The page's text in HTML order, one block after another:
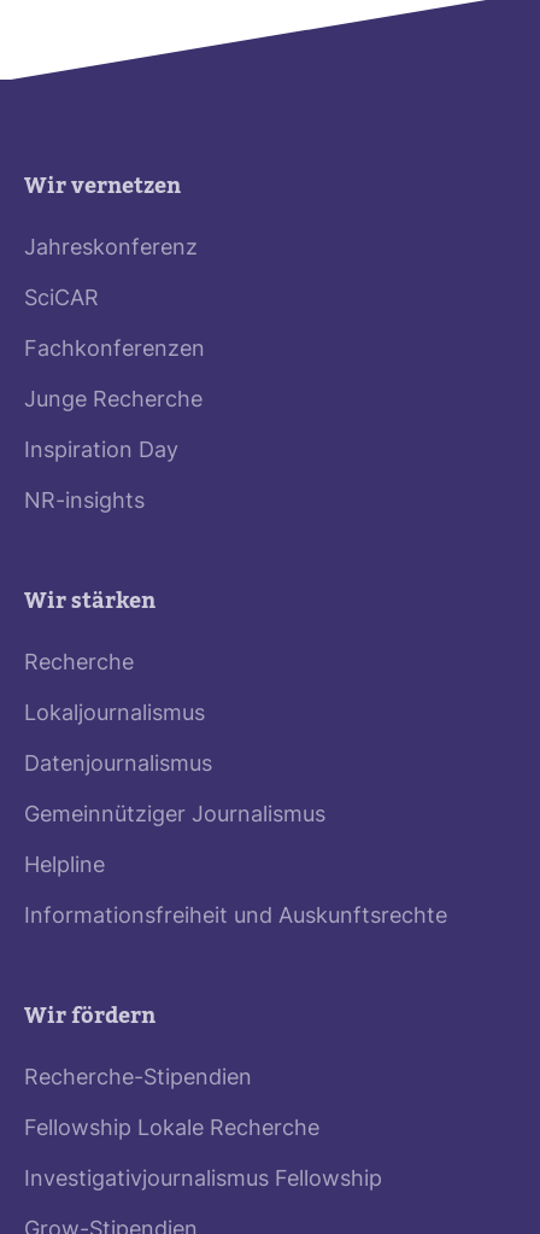
Wir vernetzen
Jahreskonferenz
SciCAR
Fachkonferenzen
Junge Recherche
Inspiration Day
NR-insights
Wir stärken
Recherche
Lokaljournalismus
Datenjournalismus
Gemeinnütziger Journalismus
Helpline
Informationsfreiheit und Auskunftsrechte
Wir fördern
Recherche-Stipendien
Fellowship Lokale Recherche
Investigativjournalismus Fellowship